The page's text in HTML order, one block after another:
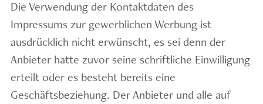
Die Verwendung der Kontaktdaten des
Impressums zur gewerblichen Werbung ist
ausdrücklich nicht erwünscht, es sei denn der
Anbieter hatte zuvor seine schriftliche Einwilligung
erteilt oder es besteht bereits eine
Geschäftsbeziehung. Der Anbieter und alle auf